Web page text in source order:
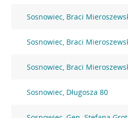
Sosnowiec, Braci
Sosnowiec, Braci
Sosnowiec, Braci
Sosnowiec, Długosza 80